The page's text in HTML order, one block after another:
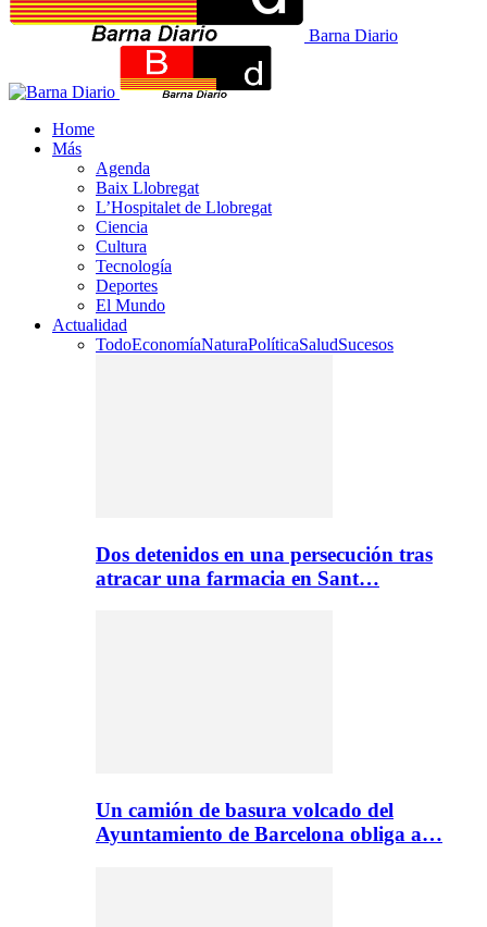
Barna Diario
Home
Más
Agenda
Baix Llobregat
L’Hospitalet de Llobregat
Ciencia
Cultura
Tecnología
Deportes
El Mundo
Actualidad
TodoEconomíaNaturaPolíticaSaludSucesos
Dos detenidos en una persecución tras
atracar una farmacia en Sant…
Un camión de basura volcado del
Ayuntamiento de Barcelona obliga a…